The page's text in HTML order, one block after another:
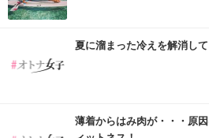
夏に溜まった冷えを解消し
薄着からはみ肉が・・・原